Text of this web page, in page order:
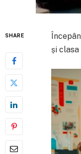
SHARE
și